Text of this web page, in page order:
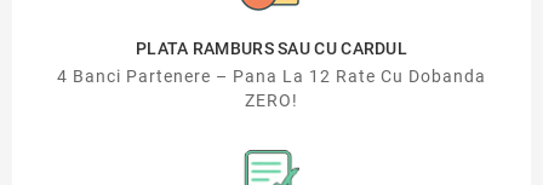
PLATA RAMBURS SAU CU CARDUL
4 Banci Partenere – Pana La 12 Rate Cu Dobanda
ZERO!